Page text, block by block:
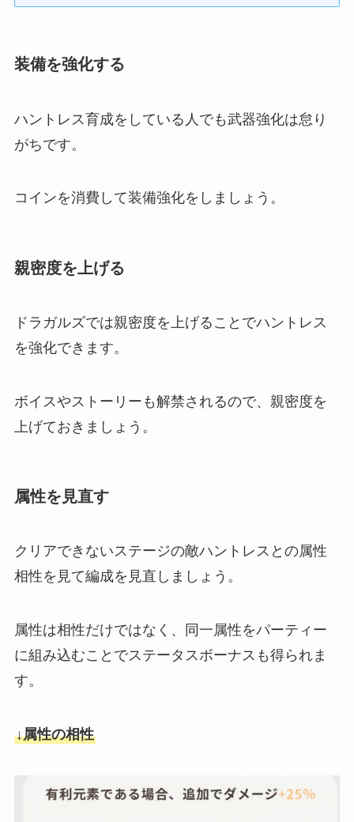
装備を強化する
ハントレス育成をしている人でも武器強化は怠り
がちです。
コインを消費して装備強化をしましょう。
親密度を上げる
ドラガルズでは親密度を上げることでハントレス
を強化できます。
ボイスやストーリーも解禁されるので、親密度を
上げておきましょう。
属性を見直す
クリアできないステージの敵ハントレスとの属性
相性を見て編成を見直しましょう。
属性は相性だけではなく、同一属性をパーティー
に組み込むことでステータスボーナスも得られま
す。
↓属性の相性